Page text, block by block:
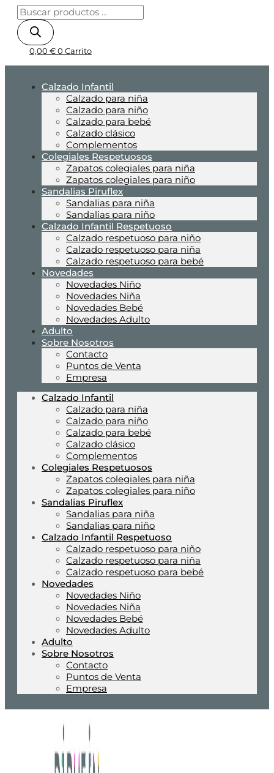
0,00 € 0 Carrito
Calzado Infantil
Calzado para niña
Calzado para niño
Calzado para bebé
Calzado clásico
Complementos
Colegiales Respetuosos
Zapatos colegiales para niña
Zapatos colegiales para niño
Sandalias Piruflex
Sandalias para niña
Sandalias para niño
Calzado Infantil Respetuoso
Calzado respetuoso para niño
Calzado respetuoso para niña
Calzado respetuoso para bebé
Novedades
Novedades Niño
Novedades Niña
Novedades Bebé
Novedades Adulto
Adulto
Sobre Nosotros
Contacto
Puntos de Venta
Empresa
Calzado Infantil
Calzado para niña
Calzado para niño
Calzado para bebé
Calzado clásico
Complementos
Colegiales Respetuosos
Zapatos colegiales para niña
Zapatos colegiales para niño
Sandalias Piruflex
Sandalias para niña
Sandalias para niño
Calzado Infantil Respetuoso
Calzado respetuoso para niño
Calzado respetuoso para niña
Calzado respetuoso para bebé
Novedades
Novedades Niño
Novedades Niña
Novedades Bebé
Novedades Adulto
Adulto
Sobre Nosotros
Contacto
Puntos de Venta
Empresa